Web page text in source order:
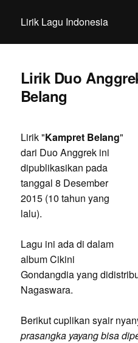
Lirik Lagu Indonesia
Lirik Duo
Belang
Lirik "Kampret Belang"
dari Duo Anggrek ini
dipublikasikan pada
tanggal 8 Desember
2015 (10 tahun yang
lalu).
Lagu ini ada di dalam
album Cikini
Gondangdia yang
Nagaswara.
Berikut cuplikan syair
prasangka yayang bisa